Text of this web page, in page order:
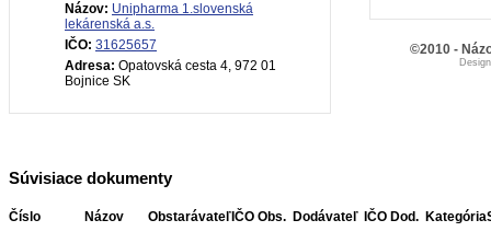
Názov: Unipharma 1.slovenská
lekárenská a.s.
IČO: 31625657
Adresa: Opatovská cesta 4, 972 01
Bojnice SK
Súvisiace dokumenty
Číslo Názov Obstarávateľ IČO Obs. Dodávateľ IČO Dod. Kategória
©2010 -